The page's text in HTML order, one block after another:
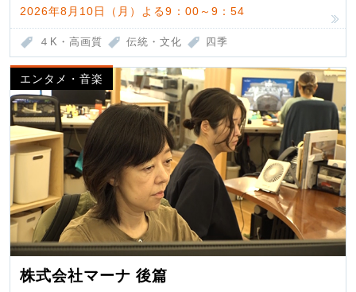
2026年8月10日（月）よる9：00～9：54
４K・高画質 伝統・文化 四季
エンタメ・音楽
株式会社マーナ 後篇